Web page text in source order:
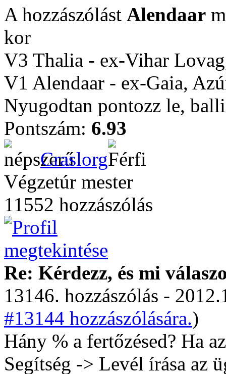
A hozzászólást Alendaar
kor
V3 Thalia - ex-Vihar
V1 Alendaar - ex-Gaia,
Nyugodtan pontozz le,
Pontszám: 6.93
Craslorg
Végzetúr mester
11552 hozzászólás
Re: Kérdezz, és mi
13146. hozzászólás -
#13144 hozzászólására.)
Hány % a fertőzésed? Ha
Segítség -> Levél írása az